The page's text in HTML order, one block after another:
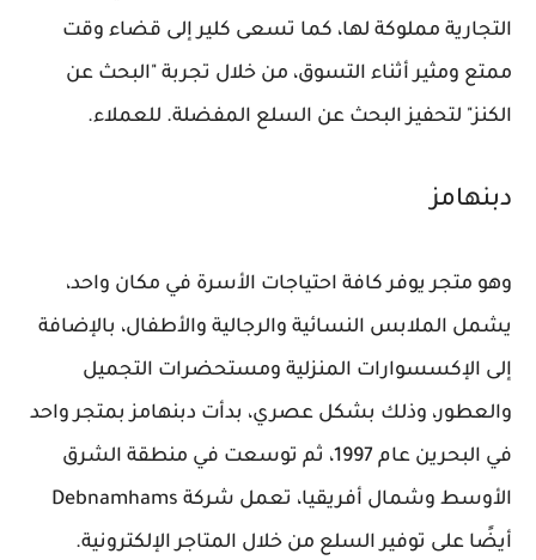
التجارية مملوكة لها، كما تسعى كلير إلى قضاء وقت
ممتع ومثير أثناء التسوق، من خلال تجربة "البحث عن
الكنز" لتحفيز البحث عن السلع المفضلة. للعملاء.
دبنهامز
وهو متجر يوفر كافة احتياجات الأسرة في مكان واحد،
يشمل الملابس النسائية والرجالية والأطفال، بالإضافة
إلى الإكسسوارات المنزلية ومستحضرات التجميل
والعطور، وذلك بشكل عصري، بدأت دبنهامز بمتجر واحد
في البحرين عام 1997، ثم توسعت في منطقة الشرق
الأوسط وشمال أفريقيا، تعمل شركة Debnamhams
أيضًا على توفير السلع من خلال المتاجر الإلكترونية.